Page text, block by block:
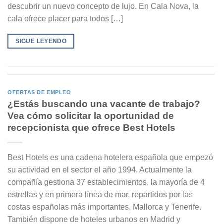
descubrir un nuevo concepto de lujo. En Cala Nova, la
cala ofrece placer para todos […]
SIGUE LEYENDO
OFERTAS DE EMPLEO
¿Estás buscando una vacante de trabajo?
Vea cómo solicitar la oportunidad de
recepcionista que ofrece Best Hotels
Best Hotels es una cadena hotelera española que empezó
su actividad en el sector el año 1994. Actualmente la
compañía gestiona 37 establecimientos, la mayoría de 4
estrellas y en primera línea de mar, repartidos por las
costas españolas más importantes, Mallorca y Tenerife.
También dispone de hoteles urbanos en Madrid y